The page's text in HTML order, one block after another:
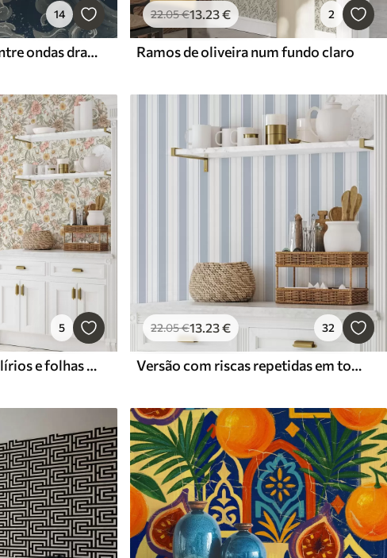
14
Peixes koi nadando entre ondas dramáticas do oceano
22.05€13.23€ 2
Ramos de oliveira num fundo claro
5
Margaridas, peónias, lírios e folhas em cores delicadas
22.05€13.23€ 32
Versão com riscas repetidas em tons de cinzento-azul